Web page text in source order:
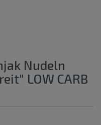
Nudeln
LOW CARB